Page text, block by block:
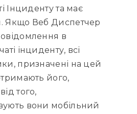
Інциденту та має
Якщо Веб Диспетчер
в
інциденту, всі
призначені на цей
його,
того,
вони мобільний